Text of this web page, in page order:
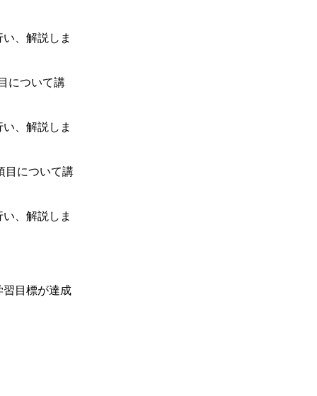
、解説しま
について講
、解説しま
について講
、解説しま
習目標が達成